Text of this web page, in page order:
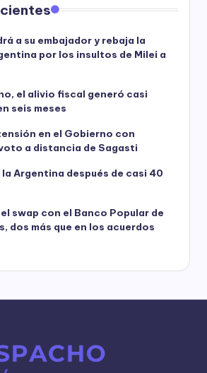
a su embajador y rebaja la
por los insultos de Milei a
el alivio fiscal generó casi
seis meses
en el Gobierno con
a distancia de Sagasti
la Argentina después de casi 40
swap con el Banco Popular de
dos más que en los acuerdos